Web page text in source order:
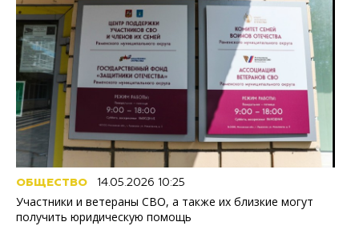
ОБЩЕСТВО 14.05.2026 10:25
Участники и ветераны СВО, а также их близкие могут
получить юридическую помощь